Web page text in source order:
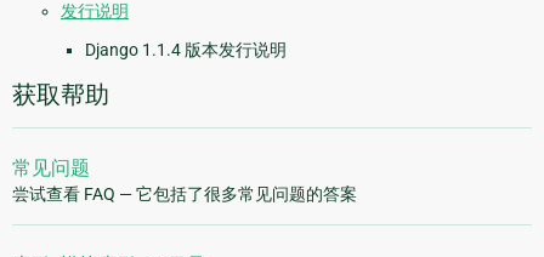
发行说明
Django 1.1.4 版本发行说明
获取帮助
常见问题
尝试查看 FAQ — 它包括了很多常见问题的答案